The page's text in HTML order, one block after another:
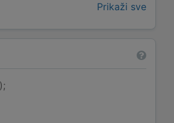
Prikaži sve